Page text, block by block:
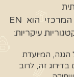
בתחום מכנסי הרכיבה לאופנוע, התקן המרכזי הוא EN
המיועדת
זה, לרוב